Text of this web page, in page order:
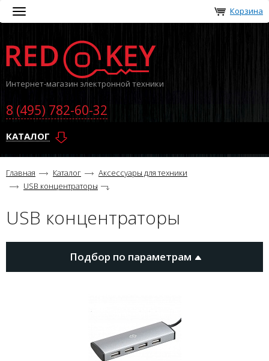
Toggle
navigation
Корзина
Интернет-магазин электронной техники
8 (495) 782-60-32
КАТАЛОГ
Главная Каталог
Аксессуары для техники
USB концентраторы
USB концентраторы
Подбор по параметрам